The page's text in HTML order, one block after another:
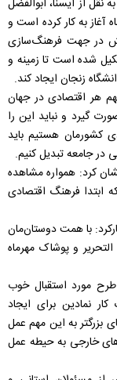
نقل از ایسنا، ابوالفضل
آغاز به کار کرده است و
در جهت فرهنگ‌سازی
شده است تا زمینه و
زنجان ایجاد کند.
هر اقتصادی در جهان
گیرد و نباید این را
کشورمان هستیم باید
جامعه تبدیل کنیم.
کرد: همواره مشاهده
ابتدا فرهنگ اقتصادی
با همت دوستان‌مان
و پوشاک مهرماه
طرح مورد استقبال خوب
نمادین برای ایجاد
بزرگتر به این مهم عمل
خارجی به حیطه عمل